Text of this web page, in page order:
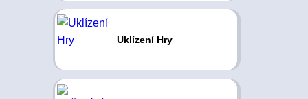
Uklízení Hry